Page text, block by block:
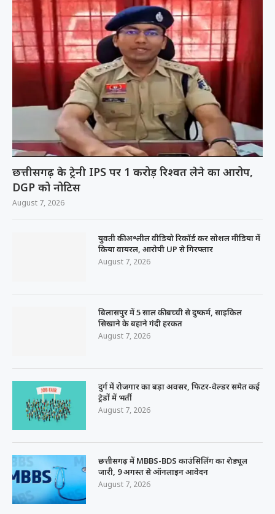
छत्तीसगढ़ के ट्रेनी IPS पर 1 करोड़ रिश्वत लेने का आरोप,
DGP को नोटिस
August 7, 2026
युवती की अश्लील वीडियो रिकॉर्ड कर सोशल मीडिया में
किया वायरल, आरोपी UP से गिरफ्तार
August 7, 2026
बिलासपुर में 5 साल की बच्ची से दुष्कर्म, साइकिल
सिखाने के बहाने गंदी हरकत
August 7, 2026
दुर्ग में रोजगार का बड़ा अवसर, फिटर-वेल्डर समेत कई
ट्रेडों में भर्ती
August 7, 2026
छत्तीसगढ़ में MBBS-BDS काउंसिलिंग का शेड्यूल
जारी, 9 अगस्त से ऑनलाइन आवेदन
August 7, 2026